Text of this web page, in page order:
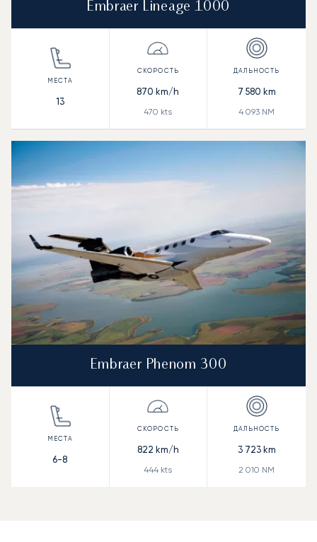
Embraer Lineage 1000
13
870 km/h
470 kts
7 580 km
4 093 NM
Embraer Phenom 300
6-8
822 km/h
444 kts
3 723km
2 010 NM